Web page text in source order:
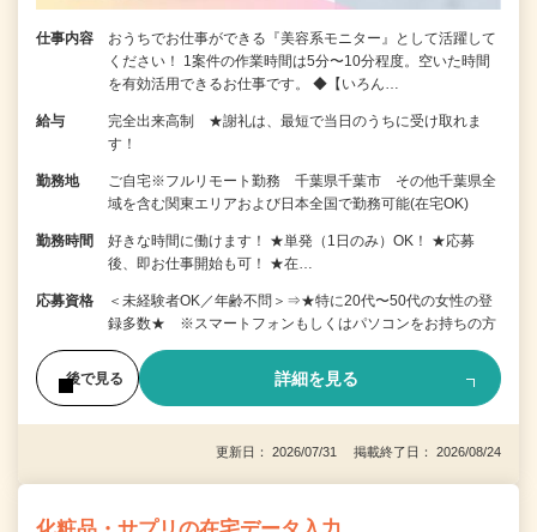
仕事内容
おうちでお仕事ができる『美容系モニター』として活躍して
ください！ 1案件の作業時間は5分〜10分程度。空いた時間
を有効活用できるお仕事です。 ◆【いろん…
給与
完全出来高制 ★謝礼は、最短で当日のうちに受け取れま
す！
勤務地
ご自宅※フルリモート勤務 千葉県千葉市 その他千葉県全
域を含む関東エリアおよび日本全国で勤務可能(在宅OK)
勤務時間
好きな時間に働けます！ ★単発（1日のみ）OK！ ★応募
後、即お仕事開始も可！ ★在…
応募資格
＜未経験者OK／年齢不問＞⇒★特に20代〜50代の女性の登
録多数★ ※スマートフォンもしくはパソコンをお持ちの方
後で見る 詳細を見る
更新日： 2026/07/31 掲載終了日： 2026/08/24